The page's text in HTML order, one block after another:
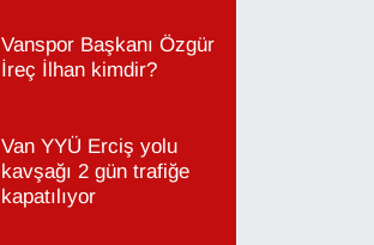
Vanspor Başkanı Özgür
İreç İlhan kimdir?
Van YYÜ Erciş yolu
kavşağı 2 gün trafiğe
kapatılıyor